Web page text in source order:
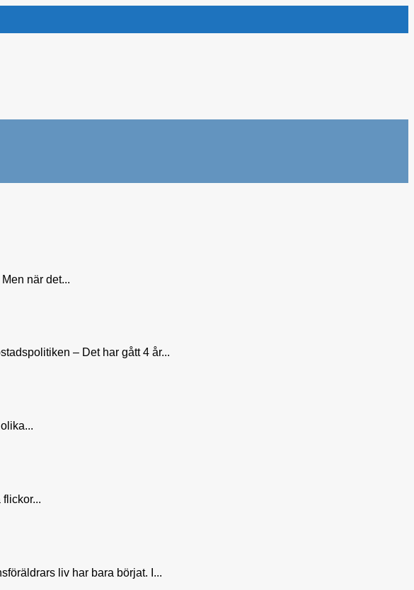
när det...
– Det har gått 4 år...
liv har bara börjat. I...